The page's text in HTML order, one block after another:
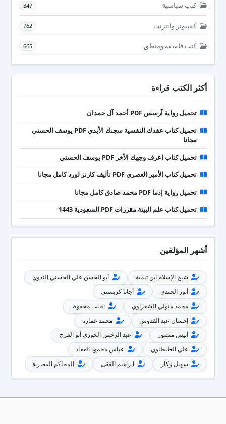
كتب سياسية 847
كمبيوتر وانترنت 762
كتب فلسفة ومنطق 665
أكثر الكتب قراءة
تحميل رواية آرسس PDF أحمد آل حمدان
تحميل كتاب عقدك النفسية سجنك الأبدي PDF يوسف الحسني
مجانا
تحميل كتاب اعرف وجهك الأخر PDF يوسف الحسني
تحميل كتاب الأمير العصري PDF تأليف كارنز لورد كامل مجانا
تحميل رواية إذما PDF محمد صادق كامل مجانا
تحميل كتاب علم البيئة مقررات PDF السعودية 1443
أشهر المؤلفين
شيخ الإسلام ابن تيمية
أبو الحسن علي الحسني الندوي
أنور الجندي
أجاثا كريستي
محمد متولي الشعراوي
نجيب محفوظ
إحسان عبد القدوس
محمد عمارة
أنيس منصور
عبد الرحمن الجوزي أبو الفرج
علي الطنطاوي
عباس محمود العقاد
سهيل زكار
ابراهيم الفقى المحاكم المصرية